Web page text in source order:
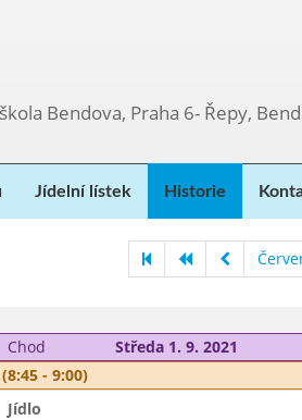
Bendova, Praha 6- Řepy,
Jídelní lístek Historie
Chod Středa 1. 9. 2021
- 9:00)
Jídlo